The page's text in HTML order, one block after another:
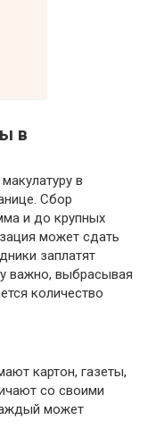
в
в
Сбор
и до крупных
может сдать
заплатят
важно, выбрасывая
количество
картон, газеты,
со своими
может